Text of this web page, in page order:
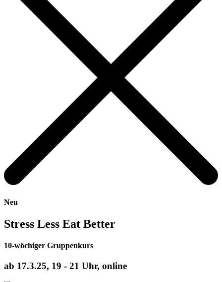
Neu
Stress Less Eat Better
10-wöchiger Gruppenkurs
ab 17.3.25, 19 - 21 Uhr, online